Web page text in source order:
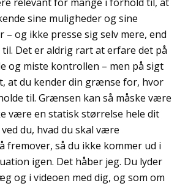
sine muligheder og sine
og ikke presse sig selv mere, end
til. Det er aldrig rart at erfare det på
og miste kontrollen – men på sigt
at du kender din grænse for, hvor
til. Grænsen kan så måske være
være en statisk størrelse hele dit
du, hvad du skal være
fremover, så du ikke kommer ud i
igen. Det håber jeg. Du lyder
og i videoen med dig, og som om